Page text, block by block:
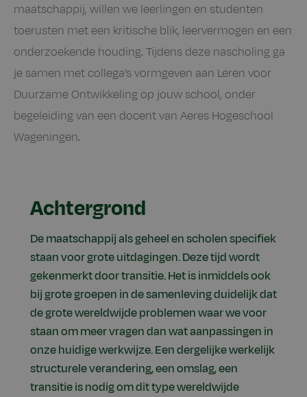
maatschappij, willen we leerlingen en studenten
toerusten met een kritische blik, leervermogen en een
onderzoekende houding. Tijdens deze nascholing ga
je samen met collega’s vormgeven aan Leren voor
Duurzame Ontwikkeling op jouw school, onder
begeleiding van een docent van Aeres Hogeschool
Wageningen.
Achtergrond
De maatschappij als geheel en scholen specifiek
staan voor grote uitdagingen. Deze tijd wordt
gekenmerkt door transitie. Het is inmiddels ook
bij grote groepen in de samenleving duidelijk dat
de grote wereldwijde problemen waar we voor
staan om meer vragen dan wat aanpassingen in
onze huidige werkwijze. Een dergelijke werkelijk
structurele verandering, een omslag, een
transitie is nodig om dit type wereldwijde